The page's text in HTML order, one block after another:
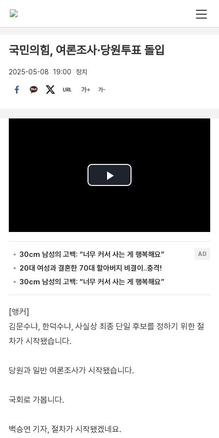
국민의힘, 여론조사·당원투표 돌입
2025-05-08 19:00 정치
[앵커]
김문수냐, 한덕수냐, 사실상 최종 단일 후보를 정하기 위한 절
차가 시작됐습니다.
당원과 일반 여론조사가 시작됐습니다.
국회로 가봅니다.
백승연 기자, 절차가 시작됐겠네요.